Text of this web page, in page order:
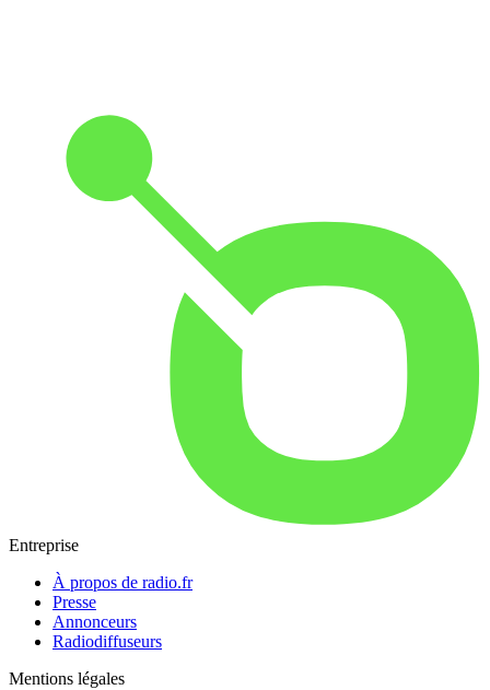
Entreprise
À propos de radio.fr
Presse
Annonceurs
Radiodiffuseurs
Mentions légales